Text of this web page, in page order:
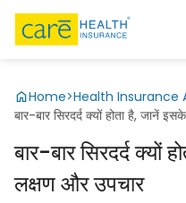
Home>Health Insurance
बार-बार सिरदर्द क्यों होता है, जानें
बार-बार सिरदर्द क्यों
लक्षण और उपचार